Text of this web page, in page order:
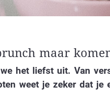
maar
het liefst uit. Van
weet je zeker dat je